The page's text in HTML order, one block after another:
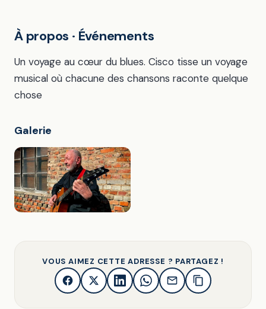
À propos · Événements
Un voyage au cœur du blues. Cisco tisse un voyage
musical où chacune des chansons raconte quelque
chose
Galerie
VOUS AIMEZ CETTE ADRESSE ? PARTAGEZ !